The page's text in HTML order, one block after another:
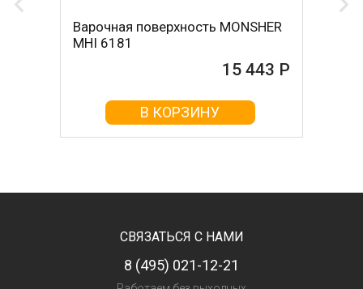
Варочная поверхность MONSHER
MHI 6181
15 443 Р
В КОРЗИНУ
СВЯЗАТЬСЯ С НАМИ
8 (495) 021-12-21